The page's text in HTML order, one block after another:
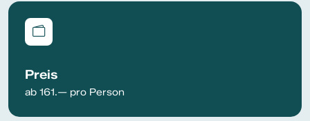
Preis
ab 161.— pro Person